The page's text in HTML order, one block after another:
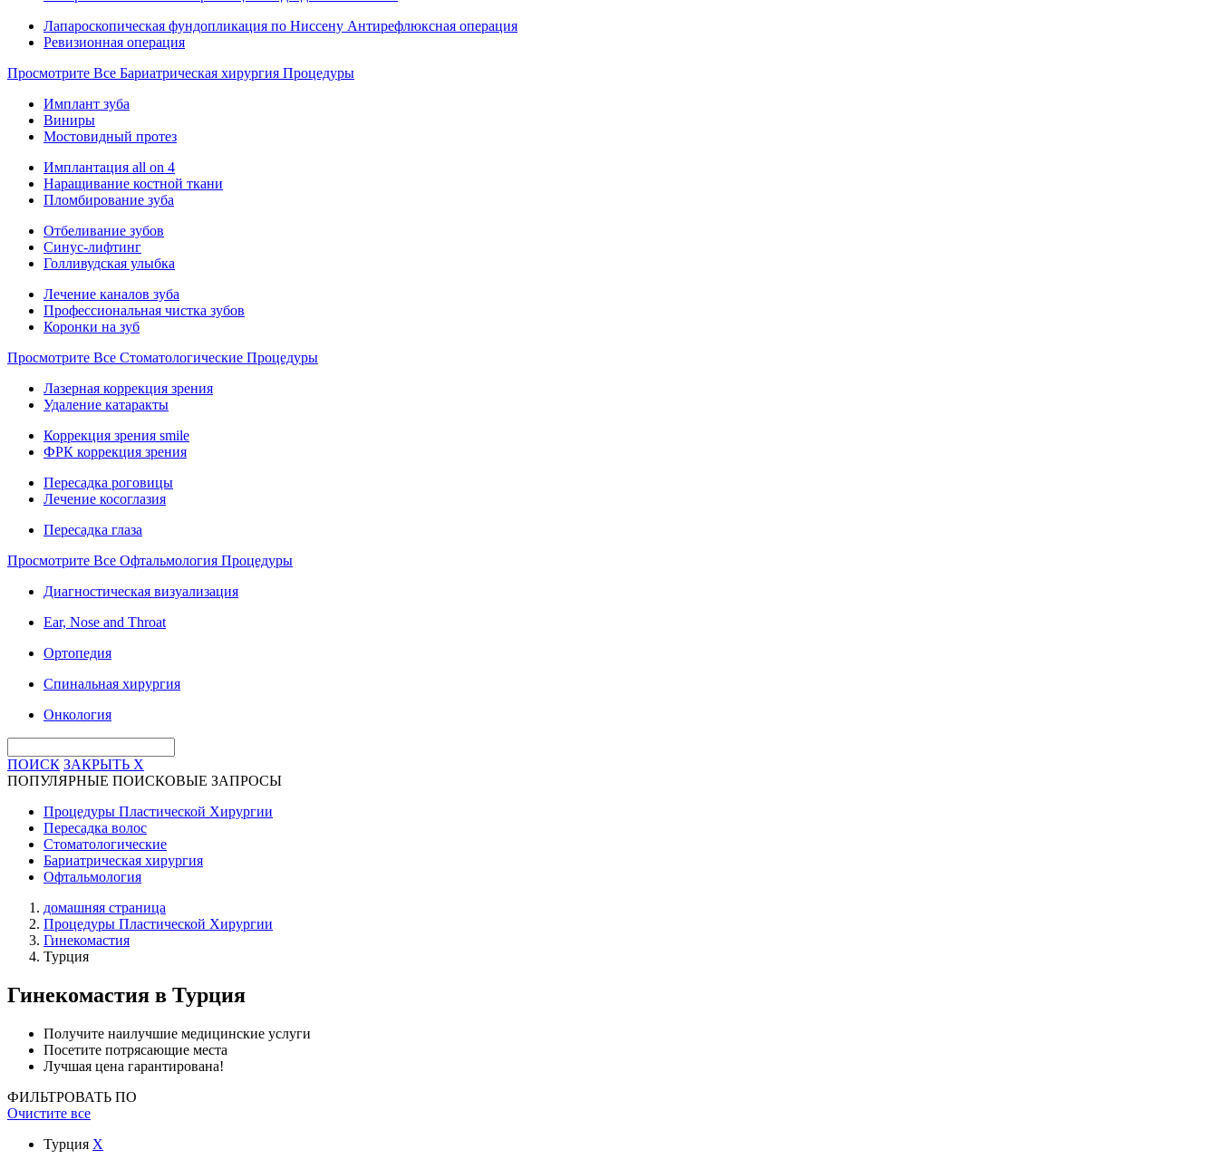
Лапароскопическая фундопликация по Ниссену Антирефлюксная операция
Ревизионная операция
Просмотрите Все Бариатрическая хирургия Процедуры
Имплант зуба
Виниры
Мостовидный протез
Имплантация all on 4
Наращивание костной ткани
Пломбирование зуба
Отбеливание зубов
Синус-лифтинг
Голливудская улыбка
Лечение каналов зуба
Профессиональная чистка зубов
Коронки на зуб
Просмотрите Все Стоматологические Процедуры
Лазерная коррекция зрения
Удаление катаракты
Коррекция зрения smile
ФРК коррекция зрения
Пересадка роговицы
Лечение косоглазия
Пересадка глаза
Просмотрите Все Офтальмология Процедуры
Диагностическая визуализация
Ear, Nose and Throat
Ортопедия
Спинальная хирургия
Онкология
ПОИСК ЗАКРЫТЬ X
ПОПУЛЯРНЫЕ ПОИСКОВЫЕ ЗАПРОСЫ
Процедуры Пластической Хирургии
Пересадка волос
Стоматологические
Бариатрическая хирургия
Офтальмология
домашняя страница
Процедуры Пластической Хирургии
Гинекомастия
Турция
Гинекомастия в Турция
Получите наилучшие медицинские услуги
Посетите потрясающие места
Лучшая цена гарантирована!
ФИЛЬТРОВАТЬ ПО
Очистите все
Турция X